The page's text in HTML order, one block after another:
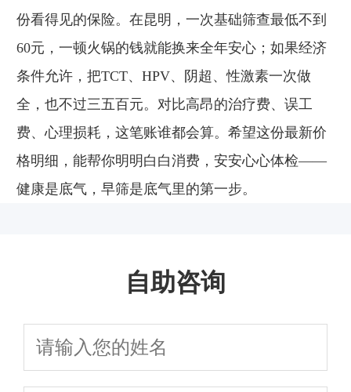
份看得见的保险。在昆明，一次基础筛查最低不到
60元，一顿火锅的钱就能换来全年安心；如果经济
条件允许，把TCT、HPV、阴超、性激素一次做
全，也不过三五百元。对比高昂的治疗费、误工
费、心理损耗，这笔账谁都会算。希望这份最新价
格明细，能帮你明明白白消费，安安心心体检——
健康是底气，早筛是底气里的第一步。
自助咨询